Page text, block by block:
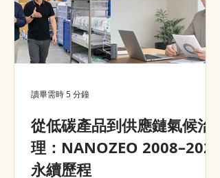
從低碳產品到供應鏈氣候治
理：NANOZEO 2008–2026
永續歷程
讀畢需時 5 分鐘